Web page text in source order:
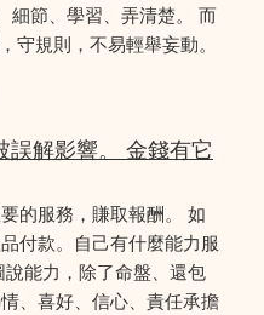
細節、學習、弄清楚。 而
守規則，不易輕舉妄動。
誤解影響。 金錢有它
的服務，賺取報酬。 如
付款。自己有什麼能力服
能力，除了命盤、還包
、喜好、信心、責任承擔